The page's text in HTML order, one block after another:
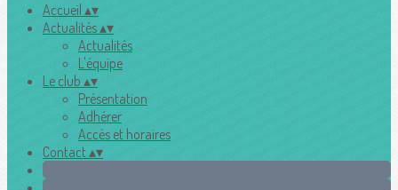
Accueil ▴▾
Actualités▴▾
Actualités
L'équipe
Le club ▴▾
Présentation
Adhérer
Accès et horaires
Contact▴▾